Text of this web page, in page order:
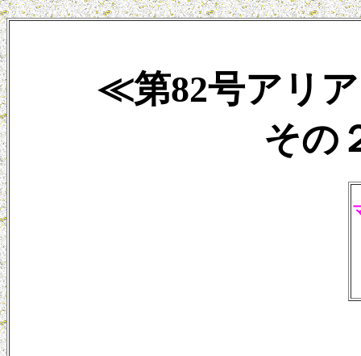
≪第82号アリ
その